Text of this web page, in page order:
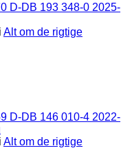
D-DB 193 348-0 2025-
Alt om de rigtige
D-DB 146 010-4 2022-
Alt om de rigtige